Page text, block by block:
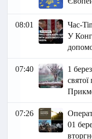
08:01
Час-
У
07:40
1
07:26
01